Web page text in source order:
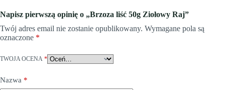
Napisz pierwszą opinię o „Brzoza liść 50g Ziołowy Raj”
Twój adres email nie zostanie opublikowany. Wymagane pola są
oznaczone *
TWOJA OCENA *
Nazwa *